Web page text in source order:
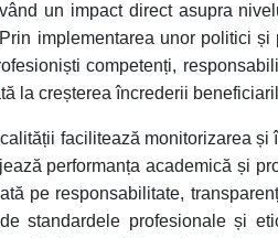
un impact direct asupra
implementarea unor politici
competenți,
la creșterea încrederii
facilitează monitorizarea
performanța academică și
pe responsabilitate,
standardele profesionale și